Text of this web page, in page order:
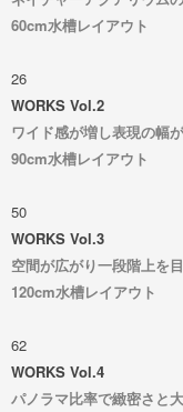
60cm水槽レイアウト
26
WORKS Vol.2
ワイド感が増し表現の幅
90cm水槽レイアウト
50
WORKS Vol.3
空間が広がり一段階上を
120cm水槽レイアウト
62
WORKS Vol.4
パノラマ比率で緻密さと